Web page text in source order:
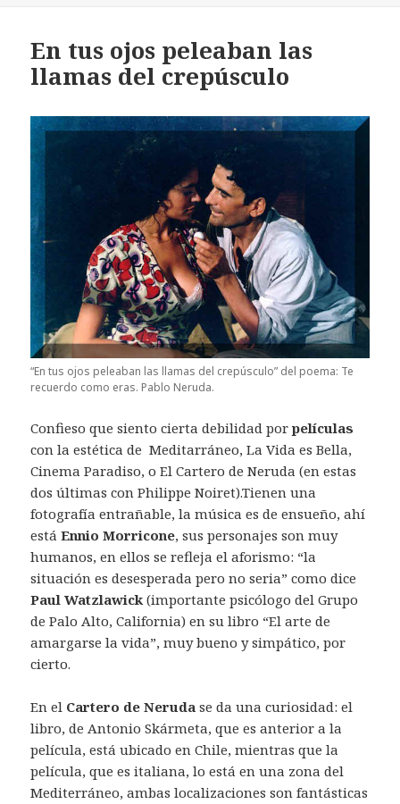
En tus ojos peleaban las
llamas del crepúsculo
“En tus ojos peleaban las llamas del crepúsculo” del poema: Te
recuerdo como eras. Pablo Neruda.
Confieso que siento cierta debilidad porpelículas
con la estética de Meditarráneo, La Vida es Bella,
Cinema Paradiso, o El Cartero de Neruda (en estas
dos últimas con Philippe Noiret).Tienen una
fotografía entrañable, la música es de ensueño, ahí
estáEnnio Morricone, sus personajes son muy
humanos, en ellos se refleja el aforismo: “la
situación es desesperada pero no seria” como dice
Paul Watzlawick(importante psicólogo del Grupo
de Palo Alto, California) en su libro “El arte de
amargarse la vida”, muy bueno y simpático, por
cierto.
En el Cartero de Neruda se da una curiosidad: el
libro, de Antonio Skármeta, que es anterior a la
película, está ubicado en Chile, mientras que la
película, que es italiana, lo está en una zona del
Mediterráneo, ambas localizaciones son fantásticas